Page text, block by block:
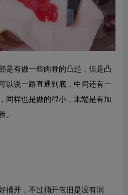
是有做一些肉脊的凸起，但是凸
以说一路直通到底，中间还有一
同样也是做的很小，末端是有加
捅开，不过捅开依旧是没有润